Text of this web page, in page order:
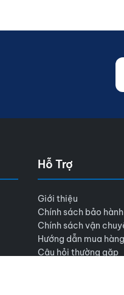
Hỗ Trợ
Giới thiệu
Chính sách bảo hành
Chính sách vận
Hướng dẫn mua hàng
Câu hỏi thường gặp